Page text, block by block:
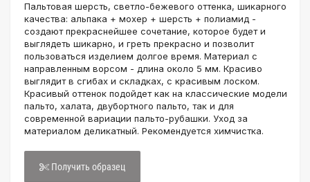
Пальтовая шерсть, светло-бежевого оттенка, шикарного
качества: альпака + мохер + шерсть + полиамид -
создают прекраснейшее сочетание, которое будет и
выглядеть шикарно, и греть прекрасно и позволит
пользоваться изделием долгое время. Материал с
направленным ворсом - длина около 5 мм. Красиво
выглядит в сгибах и складках, с красивым лоском.
Красивый оттенок подойдет как на классические модели
пальто, халата, двубортного пальто, так и для
современной вариации пальто-рубашки. Уход за
материалом деликатный. Рекомендуется химчистка.
Получить образец